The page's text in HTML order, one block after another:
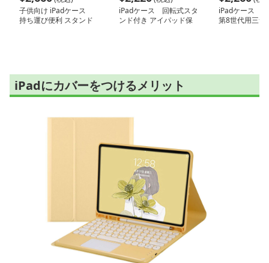
子供向け iPadケース
持ち運び便利 スタンド
iPadケース 回転式スタ
ンド付き アイパッド保
iPadケース
第8世代用三つ
iPadにカバーをつけるメリット